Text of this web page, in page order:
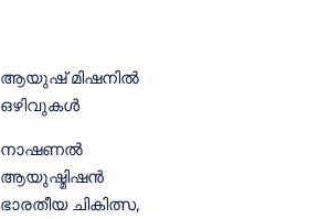
ആയുഷ് മിഷനില്‍
ഒഴിവുകള്‍
നാഷണല്‍
ആയുഷ്മിഷന്‍
ഭാരതീയ ചികിത്സ,